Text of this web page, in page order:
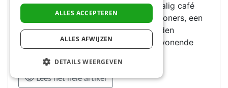
Leegstraat en de Akkerstraat (voormalig café
Schuttershof) totaal vernield. De bewoners, een
stel met hun vier kleine kinderen werden
omstreeks 6 uur gewekt door een inwonende
Lees het hele artikel
ALLES ACCEPTEREN
ALLES AFWIJZEN
DETAILS WEERGEVEN